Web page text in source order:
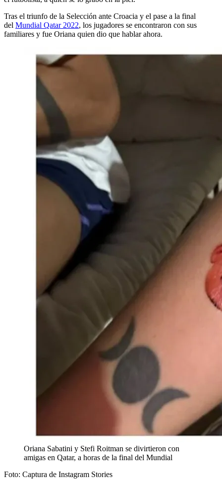
Tras el triunfo de la Selección ante Croacia y el pase a la final
del Mundial Qatar 2022, los jugadores se encontraron con sus
familiares y fue Oriana quien dio que hablar ahora.
Oriana Sabatini y Stefi Roitman se divirtieron con
amigas en Qatar, a horas de la final del Mundial
Foto: Captura de Instagram Stories